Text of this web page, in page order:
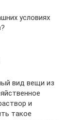
условиях
вид вещи из
и
такое